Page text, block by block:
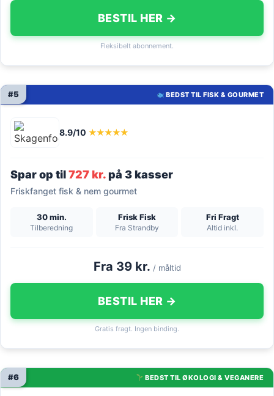
BESTIL HER →
Fleksibelt abonnement.
BEDST TIL FISK & GOURMET
#5
8.9/10 ★★★★★
Spar op til727 kr.på 3 kasser
Friskfanget fisk & nem gourmet
30 min.
Tilberedning
Frisk Fisk
Fra Strandby
Fri Fragt
Altid inkl.
Fra 39 kr. / måltid
BESTIL HER →
Gratis fragt. Ingen binding.
BEDST TIL ØKOLOGI & VEGANERE
#6